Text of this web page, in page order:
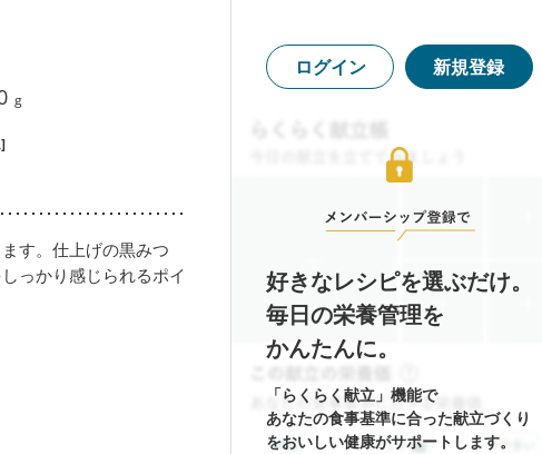
g
す。仕上げの黒みつ
っかり感じられるポイ
ログイン 新規登録
好きなレシピを選ぶだけ。
毎日の栄養管理を
かんたんに。
「らくらく献立」機能で
あなたの食事基準に合った献立づくり
をおいしい健康がサポートします。